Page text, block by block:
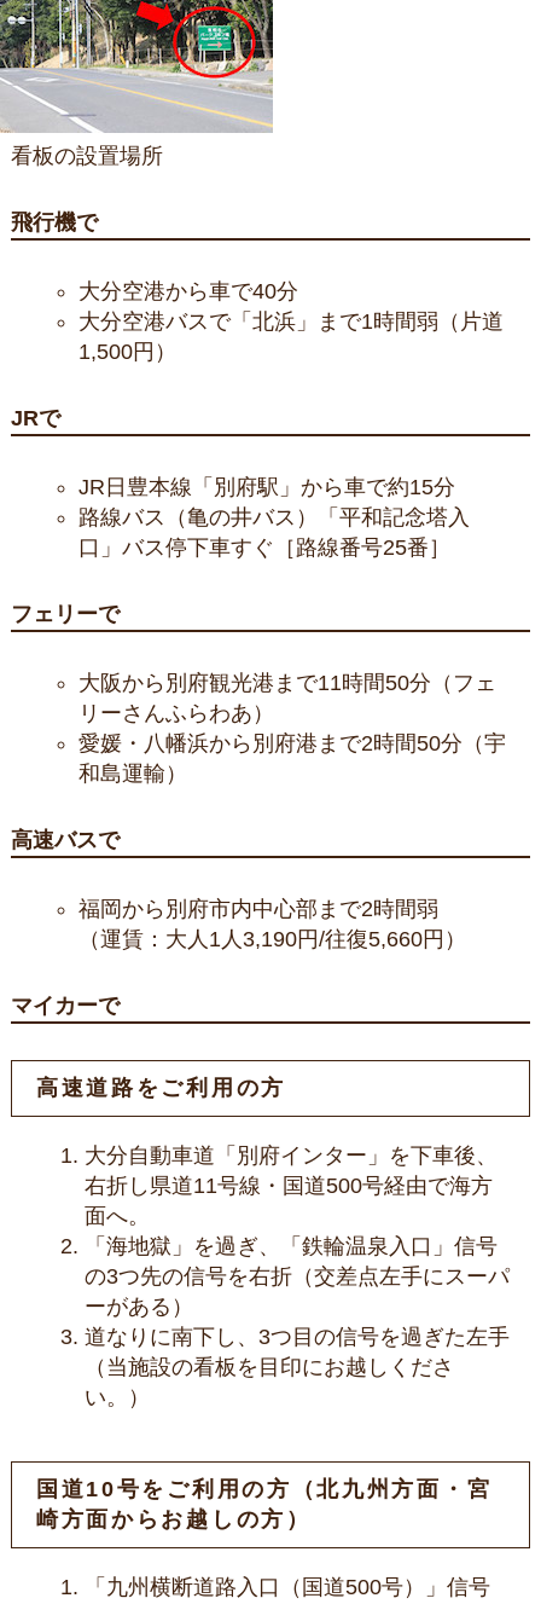
看板の設置場所
飛行機で
大分空港から車で40分
大分空港バスで「北浜」まで1時間弱（片道
1,500円）
JRで
JR日豊本線「別府駅」から車で約15分
路線バス（亀の井バス）「平和記念塔入
口」バス停下車すぐ［路線番号25番］
フェリーで
大阪から別府観光港まで11時間50分（フェ
リーさんふらわあ）
愛媛・八幡浜から別府港まで2時間50分（宇
和島運輸）
高速バスで
福岡から別府市内中心部まで2時間弱
（運賃：大人1人3,190円/往復5,660円）
マイカーで
高速道路をご利用の方
大分自動車道「別府インター」を下車後、
右折し県道11号線・国道500号経由で海方
面へ。
「海地獄」を過ぎ、「鉄輪温泉入口」信号
の3つ先の信号を右折（交差点左手にスーパ
ーがある）
道なりに南下し、3つ目の信号を過ぎた左手
（当施設の看板を目印にお越しくださ
い。）
国道10号をご利用の方（北九州方面・宮
崎方面からお越しの方）
「九州横断道路入口（国道500号）」信号